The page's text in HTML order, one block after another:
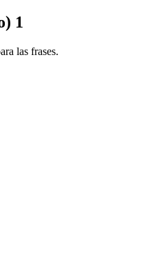
1
las frases.